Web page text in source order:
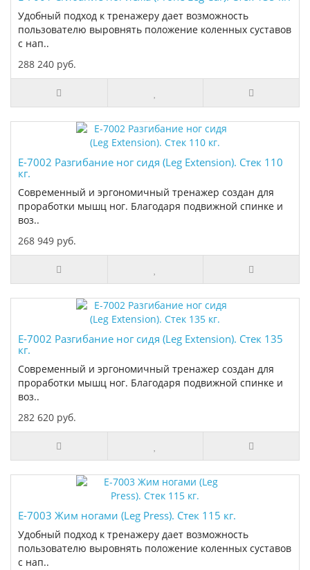
Удобный подход к тренажеру дает возможность
пользователю выровнять положение коленных суставов
с нап..
288 240 руб.
E-7002 Разгибание ног сидя (Leg Extension). Стек 110
кг.
Современный и эргономичный тренажер создан для
проработки мышц ног. Благодаря подвижной спинке и
воз..
268 949 руб.
E-7002 Разгибание ног сидя (Leg Extension). Стек 135
кг.
Современный и эргономичный тренажер создан для
проработки мышц ног. Благодаря подвижной спинке и
воз..
282 620 руб.
E-7003 Жим ногами (Leg Press). Стек 115 кг.
Удобный подход к тренажеру дает возможность
пользователю выровнять положение коленных суставов
с нап..